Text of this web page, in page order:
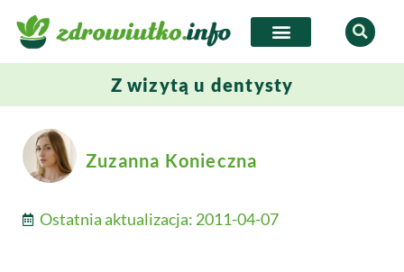
Z wizytą u dentysty
Zuzanna Konieczna
Ostatnia aktualizacja: 2011-04-07